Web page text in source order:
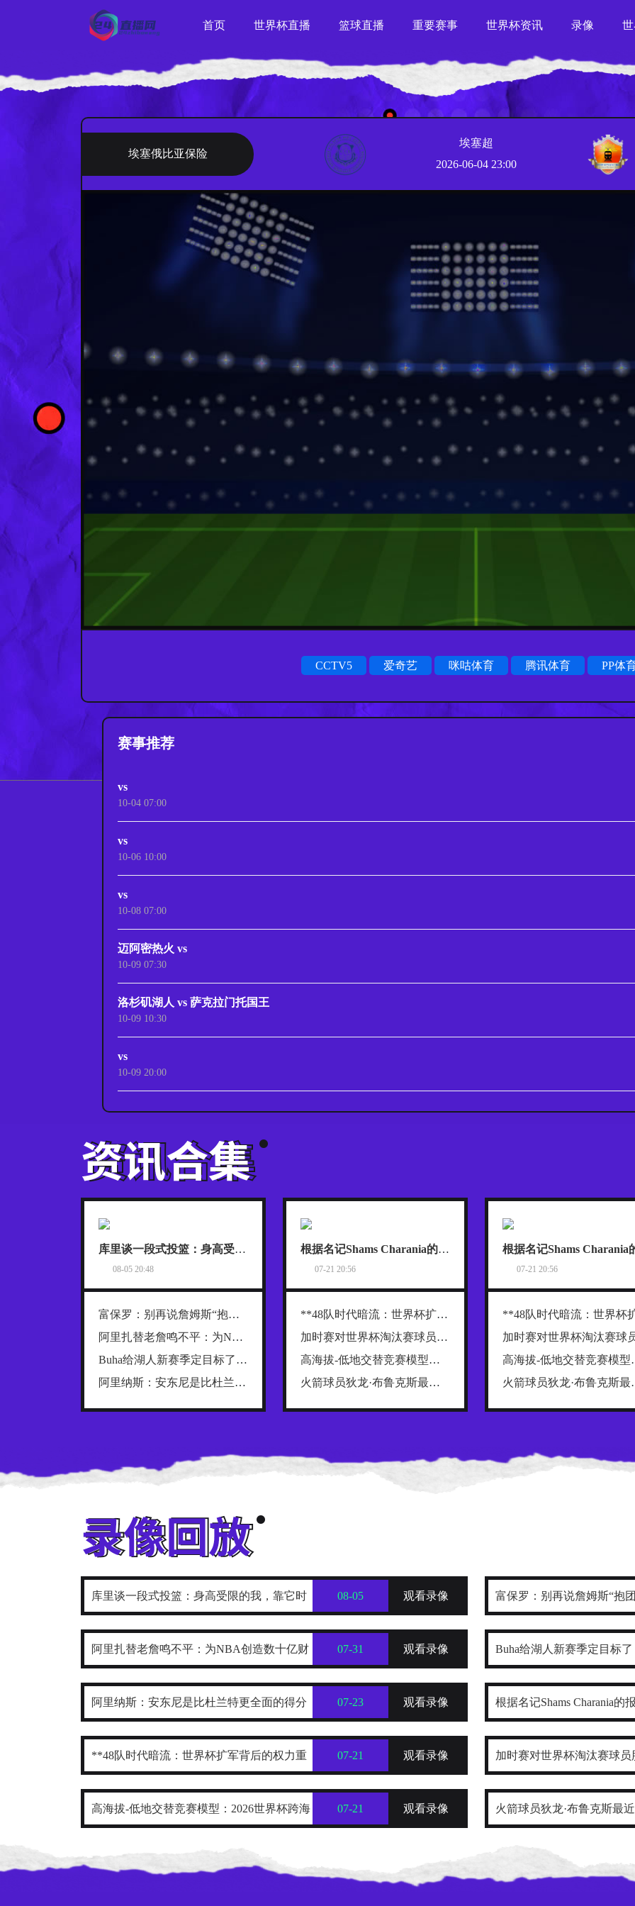
首页 世界杯直播 篮球直播 重要赛事 世界杯资讯 录像
埃塞俄比亚保险
埃塞超
2026-06-04 23:00
CCTV5 爱奇艺 咪咕体育 腾讯体育 PP体
赛事推荐
vs
10-04 07:00
vs
10-06 10:00
vs
10-08 07:00
迈阿密热火 vs
10-09 07:30
洛杉矶湖人 vs 萨克拉门托国王
10-09 10:30
vs
10-09 20:00
库里谈一段式投篮：身高受限的我，靠它时刻保持发力与极快出手
08-05 20:48
富保罗：别再说詹姆斯“抱团”了，他只是在寻找最好的合作者
阿里扎替老詹鸣不平：为NBA创造数十亿财富，2年800万被亏待了
Buha给湖人新赛季定目标了：52到54胜，健康前提下西部前四稳了
阿里纳斯：安东尼是比杜兰特更全面的得分手
根据名记Shams Charania的报道，詹姆斯已经把目标范围缩小到了热火、骑士和76人这三支东部球队
07-21 20:56
**48队时代暗流：世界杯扩军背后的权力重构与利益争夺战**
加时赛对世界杯淘汰赛球员肌肉损伤的解剖学分布规律及关键诱因探究
高海拔-低地交替竞赛模型：2026世界杯跨海拔赛程的生理极限阈值与恢复窗口分析
火箭球员狄龙·布鲁克斯最近在播客里排了一份“NBA五大抱怨大王”榜单，名单一出来，球迷就炸了
07-21 20:56
高海拔-低地交
火箭球员狄龙·布鲁
库里谈一段式投篮：身高受限的我，靠它时
刻保持发力与极快出手
08-05 观看录像 富保罗：别再说詹姆斯“抱
寻找最好的合作者
阿里扎替老詹鸣不平：为NBA创造数十亿财
富，2年800万被亏待了
07-31 观看录像 Buha给湖人新赛季定目标
康前提下西部前四稳了
阿里纳斯：安东尼是比杜兰特更全面的得分
手
07-23 观看录像 根据名记Shams Charania的
把目标范围缩小到了热火、
**48队时代暗流：世界杯扩军背后的权力重
构与利益争夺战**
07-21 观看录像 加时赛对世界杯淘汰赛球
学分布规律及关键诱因探究
高海拔-低地交替竞赛模型：2026世界杯跨海
07-21 观看录像 火箭球员狄龙·布鲁克斯最